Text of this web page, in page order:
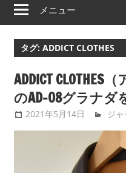
ス
メニュー
タグ: ADDICT CLOTHES
ADDICT CLOTHES
のAD-08グラナダ
2021年5月14日 ジ